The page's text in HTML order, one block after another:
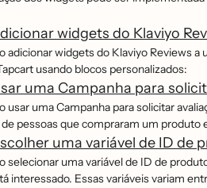
widgets do Klaviyo
adicionar widgets do Klaviyo Reviews
usando blocos personalizados:
uma Campanha para
usar uma Campanha para solicitar
pessoas que compraram um produto
uma variável de ID de
selecionar uma variável de ID de
interessado. Essas variáveis variam